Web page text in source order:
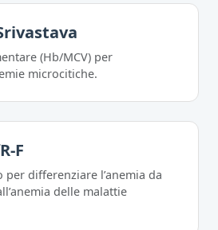
(Hb/MCV) per
microcitiche.
F
per differenziare l’anemia da
delle malattie